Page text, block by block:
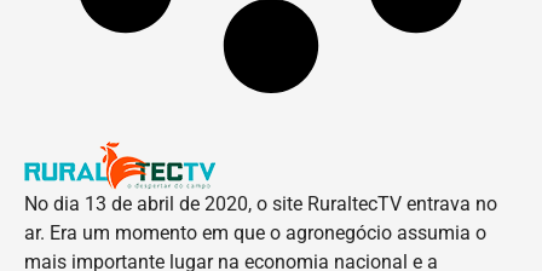
No dia 13 de abril de 2020, o site RuraltecTV entrava no
ar. Era um momento em que o agronegócio assumia o
mais importante lugar na economia nacional e a